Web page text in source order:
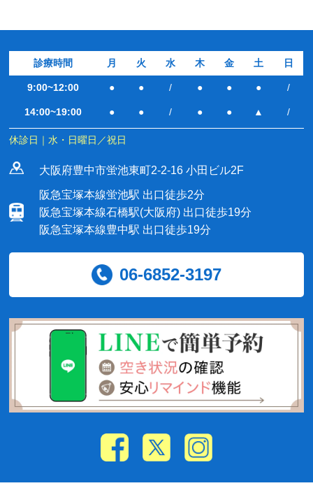
診療時間 月 火 水 木 金 土 日
9:00~12:00 ● ● / ● ● ● /
14:00~19:00 ● ● / ● ● ▲ /
休診日｜水・日曜日／祝日
大阪府豊中市蛍池東町2-2-16 小田ビル2F
阪急宝塚本線蛍池駅 出口徒歩2分
阪急宝塚本線石橋駅(大阪府) 出口徒歩19分
阪急宝塚本線豊中駅 出口徒歩19分
06-6852-3197